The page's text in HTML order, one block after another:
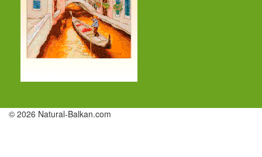
© 2026 Natural-Balkan.com